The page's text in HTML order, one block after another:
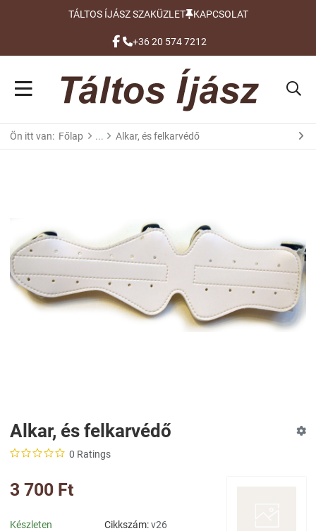
TÁLTOS ÍJÁSZ SZAKÜZLET KAPCSOLAT
FACEBOOK
+36 20 574 7212
Ön itt van: Főlap Alkar, és felkarvédő
Alkar, és felkarvédő
0 Ratings
3 700 Ft
Készleten Cikkszám:v26